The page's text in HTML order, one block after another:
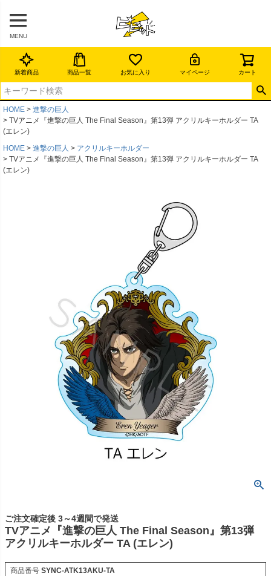
MENU
新着商品 商品一覧 お気に入り マイページ カート
HOME
進撃の巨人
TVアニメ『進撃の巨人 The Final Season』第13弾 アクリルキーホルダー TA
(エレン)
HOME
進撃の巨人
アクリルキーホルダー
TVアニメ『進撃の巨人 The Final Season』第13弾 アクリルキーホルダー TA
(エレン)
ご注文確定後 3～4週間で発送
TVアニメ『進撃の巨人 The Final Season』第13弾
アクリルキーホルダー TA (エレン)
商品番号 SYNC-ATK13AKU-TA